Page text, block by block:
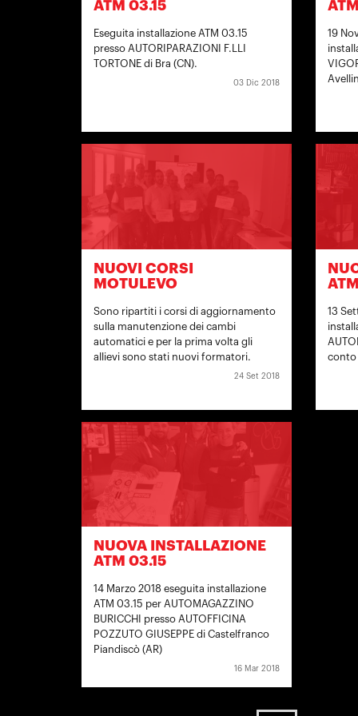
ATM 03.15
Eseguita installazione ATM 03.15
presso AUTORIPARAZIONI F.LLI
TORTONE di Bra (CN).
03 Dic 2018
19
NUOVI CORSI
MOTULEVO
Sono ripartiti i corsi di aggiornamento
sulla manutenzione dei cambi
automatici e per la prima volta gli
allievi sono stati nuovi formatori.
24 Set 2018
13
conto
NUOVA INSTALLAZIONE
ATM 03.15
14 Marzo 2018 eseguita installazione
ATM 03.15 per AUTOMAGAZZINO
BURICCHI presso AUTOFFICINA
POZZUTO GIUSEPPE di Castelfranco
Piandiscò (AR)
16 Mar 2018